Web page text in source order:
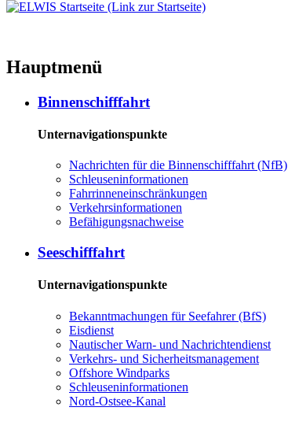
Hauptmenü
Binnenschifffahrt
Unternavigationspunkte
Nachrichten für die Binnenschifffahrt (NfB)
Schleuseninformationen
Fahrrinneneinschränkungen
Verkehrsinformationen
Befähigungsnachweise
Seeschifffahrt
Unternavigationspunkte
Bekanntmachungen für Seefahrer (BfS)
Eisdienst
Nautischer Warn- und Nachrichtendienst
Verkehrs- und Sicherheitsmanagement
Offshore Windparks
Schleuseninformationen
Nord-Ostsee-Kanal